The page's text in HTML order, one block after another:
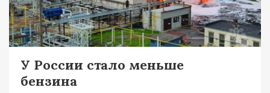
У России стало меньше
бензина